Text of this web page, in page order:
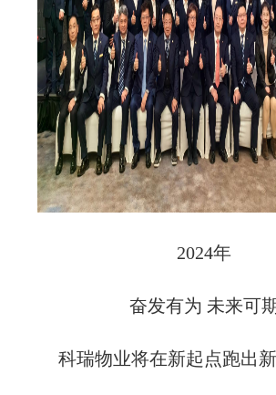
2024年
奋发有为 未来可期
科瑞物业将在新起点跑出